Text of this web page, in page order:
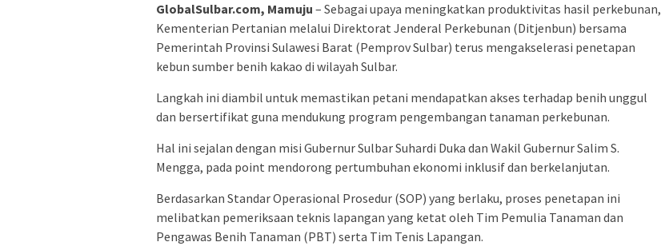
GlobalSulbar.com, Mamuju – Sebagai upaya meningkatkan produktivitas hasil perkebunan,
Kementerian Pertanian melalui Direktorat Jenderal Perkebunan (Ditjenbun) bersama
Pemerintah Provinsi Sulawesi Barat (Pemprov Sulbar) terus mengakselerasi penetapan
kebun sumber benih kakao di wilayah Sulbar.
Langkah ini diambil untuk memastikan petani mendapatkan akses terhadap benih unggul
dan bersertifikat guna mendukung program pengembangan tanaman perkebunan.
Hal ini sejalan dengan misi Gubernur Sulbar Suhardi Duka dan Wakil Gubernur Salim S.
Mengga, pada point mendorong pertumbuhan ekonomi inklusif dan berkelanjutan.
Berdasarkan Standar Operasional Prosedur (SOP) yang berlaku, proses penetapan ini
melibatkan pemeriksaan teknis lapangan yang ketat oleh Tim Pemulia Tanaman dan
Pengawas Benih Tanaman (PBT) serta Tim Tenis Lapangan.